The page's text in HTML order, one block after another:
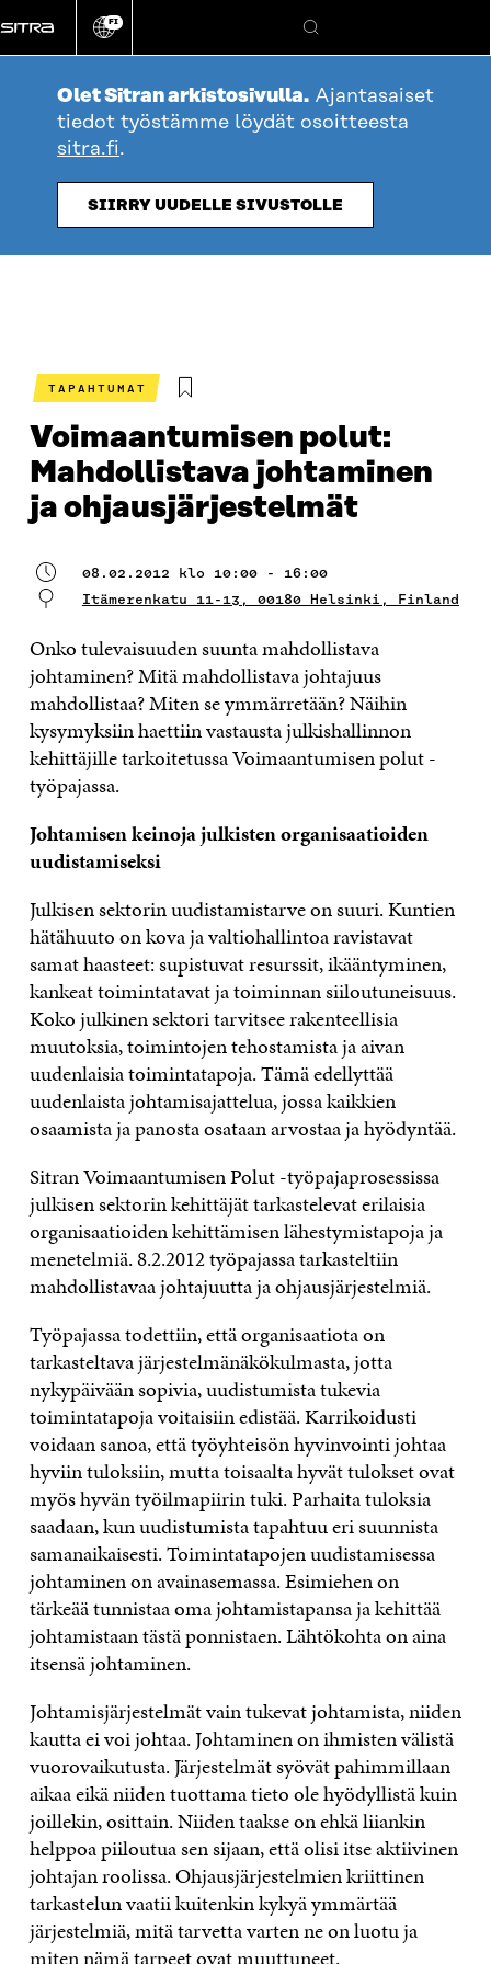
suoraan
sisältöön
Vaihda
kieli
FI
Hae
Olet Sitran arkistosivulla. Ajantasaiset
tiedot työstämme löydät osoitteesta
sitra.fi.
SIIRRY UUDELLE SIVUSTOLLE
TAPAHTUMAT
Voimaantumisen polut:
Mahdollistava johtaminen
ja ohjausjärjestelmät
08.02.2012 klo 10:00 - 16:00
Itämerenkatu 11-13, 00180 Helsinki, Finland
Onko tulevaisuuden suunta mahdollistava
johtaminen? Mitä mahdollistava johtajuus
mahdollistaa? Miten se ymmärretään? Näihin
kysymyksiin haettiin vastausta julkishallinnon
kehittäjille tarkoitetussa Voimaantumisen polut -
työpajassa.
Johtamisen keinoja julkisten organisaatioiden
uudistamiseksi
Julkisen sektorin uudistamistarve on suuri. Kuntien
hätähuuto on kova ja valtiohallintoa ravistavat
samat haasteet: supistuvat resurssit, ikääntyminen,
kankeat toimintatavat ja toiminnan siiloutuneisuus.
Koko julkinen sektori tarvitsee rakenteellisia
muutoksia, toimintojen tehostamista ja aivan
uudenlaisia toimintatapoja. Tämä edellyttää
uudenlaista johtamisajattelua, jossa kaikkien
osaamista ja panosta osataan arvostaa ja hyödyntää.
Sitran Voimaantumisen Polut -työpajaprosessissa
julkisen sektorin kehittäjät tarkastelevat erilaisia
organisaatioiden kehittämisen lähestymistapoja ja
menetelmiä. 8.2.2012 työpajassa tarkasteltiin
mahdollistavaa johtajuutta ja ohjausjärjestelmiä.
Työpajassa todettiin, että organisaatiota on
tarkasteltava järjestelmänäkökulmasta, jotta
nykypäivään sopivia, uudistumista tukevia
toimintatapoja voitaisiin edistää. Karrikoidusti
voidaan sanoa, että työyhteisön hyvinvointi johtaa
hyviin tuloksiin, mutta toisaalta hyvät tulokset ovat
myös hyvän työilmapiirin tuki. Parhaita tuloksia
saadaan, kun uudistumista tapahtuu eri suunnista
samanaikaisesti. Toimintatapojen uudistamisessa
johtaminen on avainasemassa. Esimiehen on
tärkeää tunnistaa oma johtamistapansa ja kehittää
johtamistaan tästä ponnistaen. Lähtökohta on aina
itsensä johtaminen.
Johtamisjärjestelmät vain tukevat johtamista, niiden
kautta ei voi johtaa. Johtaminen on ihmisten välistä
vuorovaikutusta. Järjestelmät syövät pahimmillaan
aikaa eikä niiden tuottama tieto ole hyödyllistä kuin
joillekin, osittain. Niiden taakse on ehkä liiankin
helppoa piiloutua sen sijaan, että olisi itse aktiivinen
johtajan roolissa. Ohjausjärjestelmien kriittinen
tarkastelun vaatii kuitenkin kykyä ymmärtää
järjestelmiä, mitä tarvetta varten ne on luotu ja
miten nämä tarpeet ovat muuttuneet.